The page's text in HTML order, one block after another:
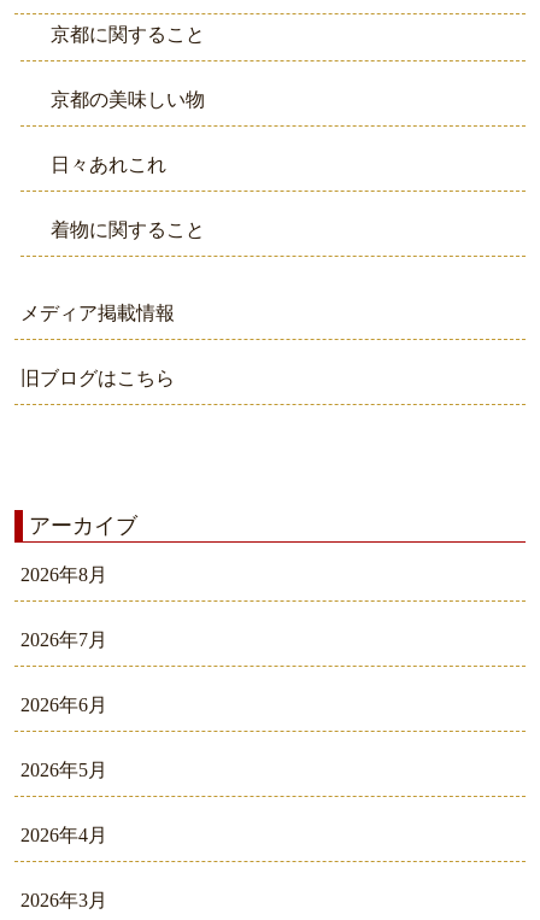
京都に関すること
京都の美味しい物
日々あれこれ
着物に関すること
メディア掲載情報
旧ブログはこちら
アーカイブ
2026年8月
2026年7月
2026年6月
2026年5月
2026年4月
2026年3月